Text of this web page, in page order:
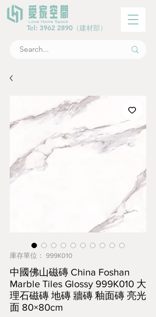
Tel: 3962 2890 （建材部）
庫存單位： 999K010
中國佛山磁磚 China Foshan
Marble Tiles Glossy 999K010 大
理石磁磚 地磚 牆磚 釉面磚 亮光
面 80×80cm